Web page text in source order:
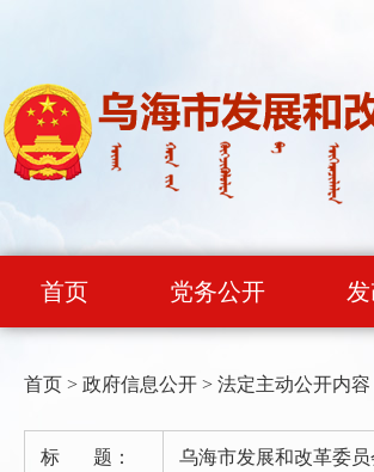
首页 党务公开
首页 > 政府信息公开 > 法定主动公开内容
标 题： 乌海市发展和改革委